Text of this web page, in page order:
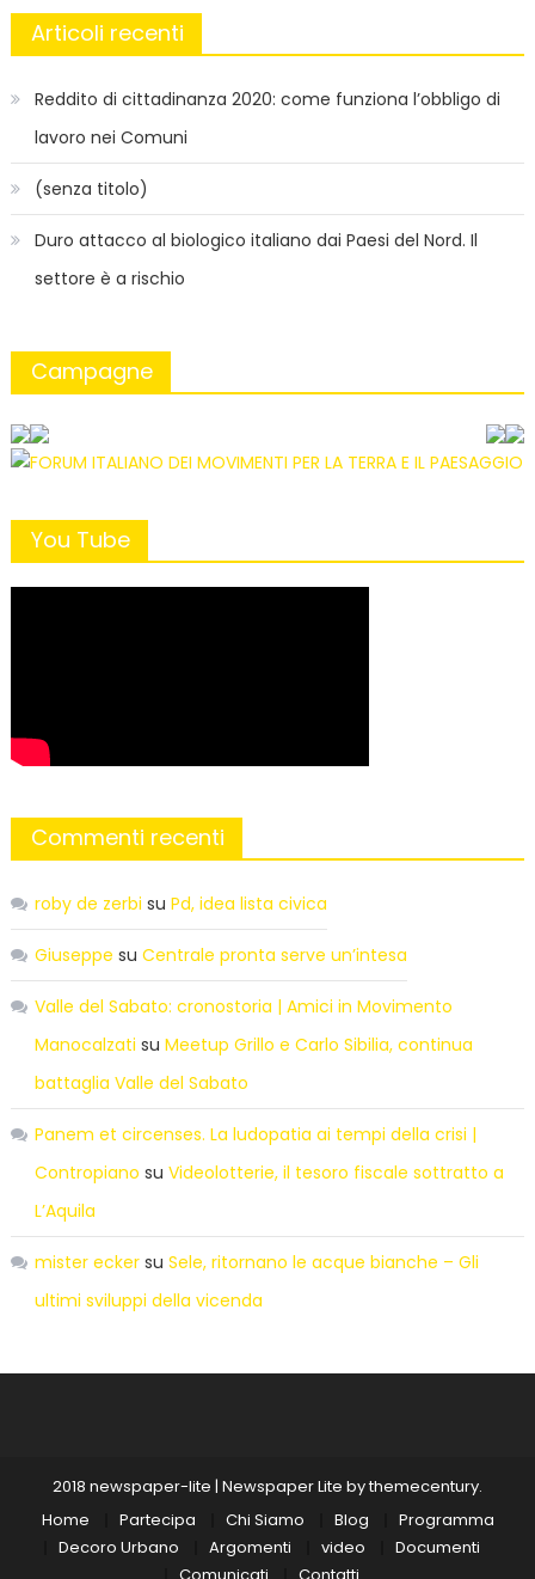
Articoli recenti
Reddito di cittadinanza 2020: come funziona l’obbligo di
lavoro nei Comuni
(senza titolo)
Duro attacco al biologico italiano dai Paesi del Nord. Il
settore è a rischio
Campagne
You Tube
Commenti recenti
roby de zerbi su Pd, idea lista civica
Giuseppe su Centrale pronta serve un’intesa
Valle del Sabato: cronostoria | Amici in Movimento
Manocalzati su Meetup Grillo e Carlo Sibilia, continua
battaglia Valle del Sabato
Panem et circenses. La ludopatia ai tempi della crisi |
Contropiano su Videolotterie, il tesoro fiscale sottratto a
L’Aquila
mister eckersu Sele, ritornano le acque bianche – Gli
ultimi sviluppi della vicenda
2018 newspaper-lite | Newspaper Lite bythemecentury.
Home
Partecipa Chi Siamo Blog
Programma
Decoro Urbano
Argomenti video
Documenti